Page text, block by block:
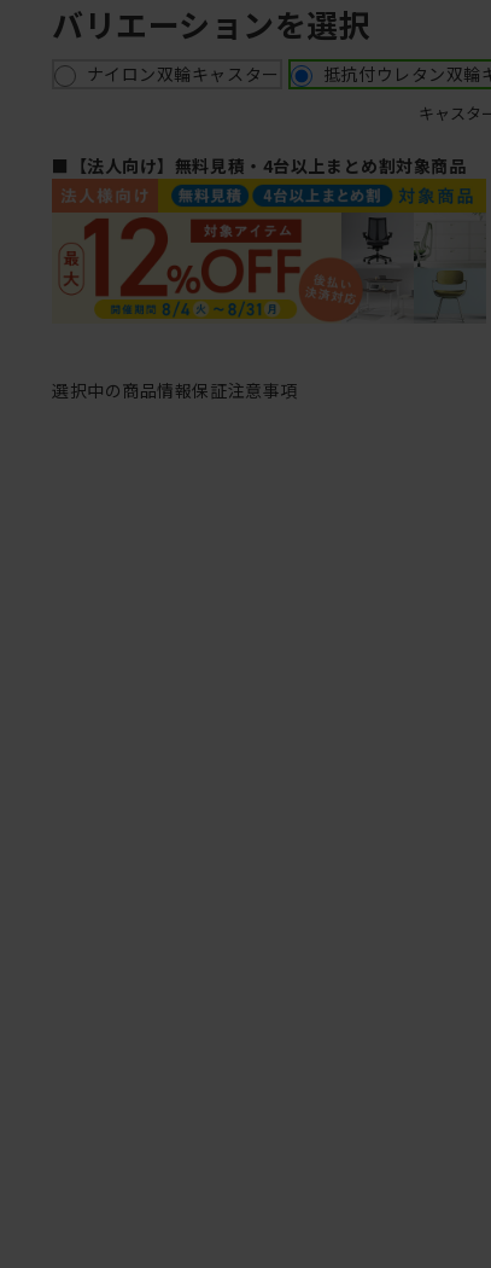
バリエーションを選択
ナイロン双輪キャスター 抵抗付ウレタン双輪
キャスタ
■【法人向け】無料見積・4台以上まとめ割対象商品
選択中の商品情報保証注意事項